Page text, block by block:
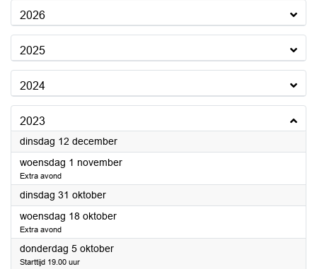
2026
2025
2024
2023
dinsdag 12 december2023
woensdag 1 november2023
Extra avond
dinsdag 31 oktober2023
woensdag 18 oktober2023
Extra avond
donderdag 5 oktober2023
Starttijd 19.00 uur